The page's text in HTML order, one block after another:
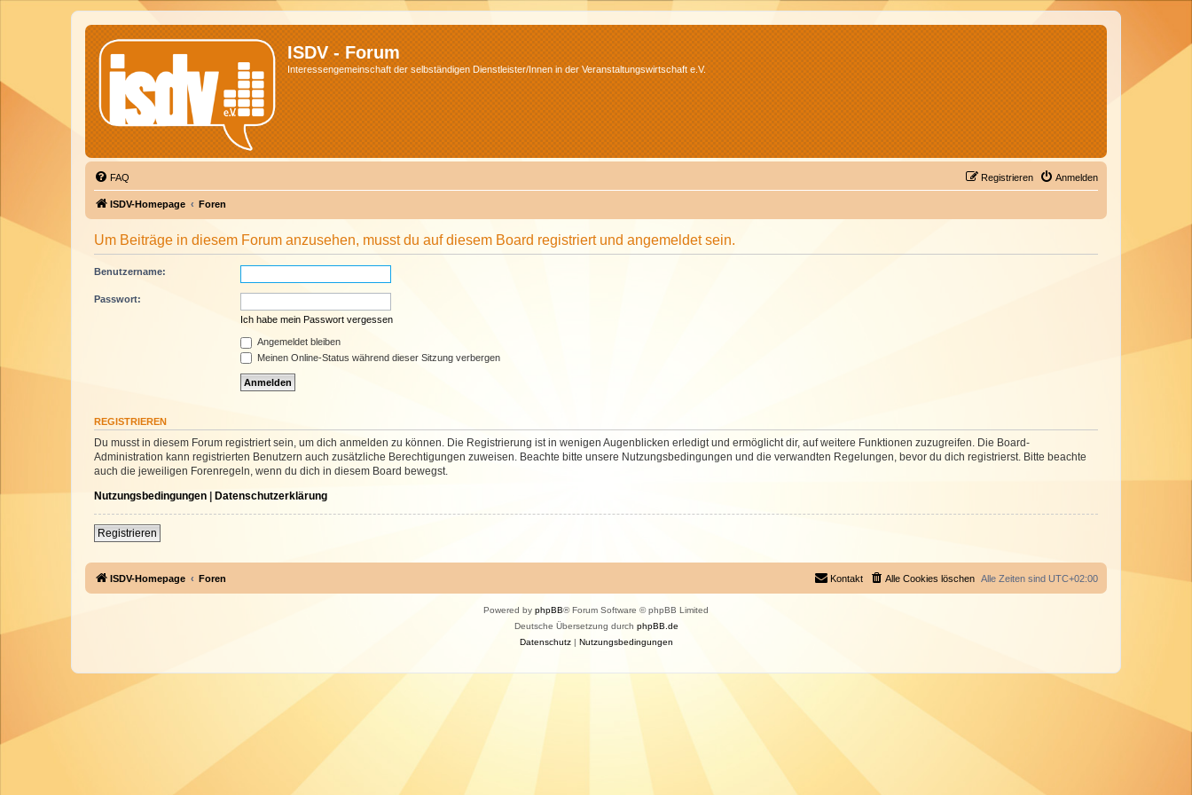
ISDV - Forum
Interessengemeinschaft der selbständigen Dienstleister/Innen in der Veranstaltungswirtschaft e.V.
FAQ Anmelden
Registrieren
ISDV-Homepage Foren
Um Beiträge in diesem Forum anzusehen, musst du auf diesem Board registriert und angemeldet sein.
Benutzername:
Passwort:
Ich habe mein Passwort vergessen
Angemeldet bleiben
Meinen Online-Status während dieser Sitzung verbergen
REGISTRIEREN
Du musst in diesem Forum registriert sein, um dich anmelden zu können. Die Registrierung ist in wenigen Augenblicken erledigt und ermöglicht dir, auf weitere Funktionen zuzugreifen. Die Board-
Administration kann registrierten Benutzern auch zusätzliche Berechtigungen zuweisen. Beachte bitte unsere Nutzungsbedingungen und die verwandten Regelungen, bevor du dich registrierst. Bitte beachte
auch die jeweiligen Forenregeln, wenn du dich in diesem Board bewegst.
Nutzungsbedingungen | Datenschutzerklärung
Registrieren
ISDV-Homepage Foren Alle Zeiten sind UTC+02:00
Alle Cookies löschen
Kontakt
Powered by phpBB® Forum Software © phpBB Limited
Deutsche Übersetzung durch phpBB.de
Datenschutz| Nutzungsbedingungen